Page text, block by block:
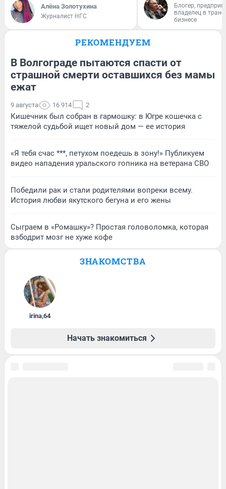
Алёна Золотухина
Журналист НГС
Блогер,
владелец в
бизнесе
РЕКОМЕНДУЕМ
В Волгограде пытаются спасти от
страшной смерти оставшихся без мамы
ежат
9 августа 16 914 2
Кишечник был собран в гармошку: в Югре кошечка с
тяжелой судьбой ищет новый дом — ее история
«Я тебя счас ***, петухом поедешь в зону!» Публикуем
видео нападения уральского гопника на ветерана СВО
Победили рак и стали родителями вопреки всему.
История любви якутского бегуна и его жены
Сыграем в «Ромашку»? Простая головоломка, которая
взбодрит мозг не хуже кофе
ЗНАКОМСТВА
irina,64
Начать знакомиться